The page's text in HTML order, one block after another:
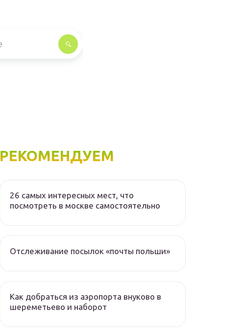
РЕКОМЕНДУЕМ
26 самых интересных мест, что
посмотреть в москве самостоятельно
Отслеживание посылок «почты польши»
Как добраться из аэропорта внуково в
шереметьево и наборот